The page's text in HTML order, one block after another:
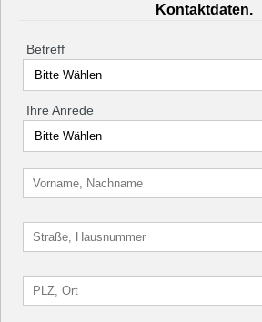
Kontaktdaten.
Betreff
Ihre Anrede